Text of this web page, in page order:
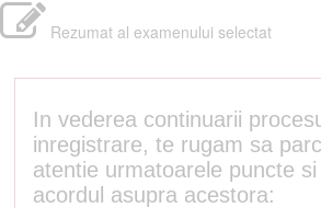
Rezumat al examenului selectat
In vederea continuarii
inregistrare, te rugam sa
atentie urmatoarele puncte
acordul asupra acestora: